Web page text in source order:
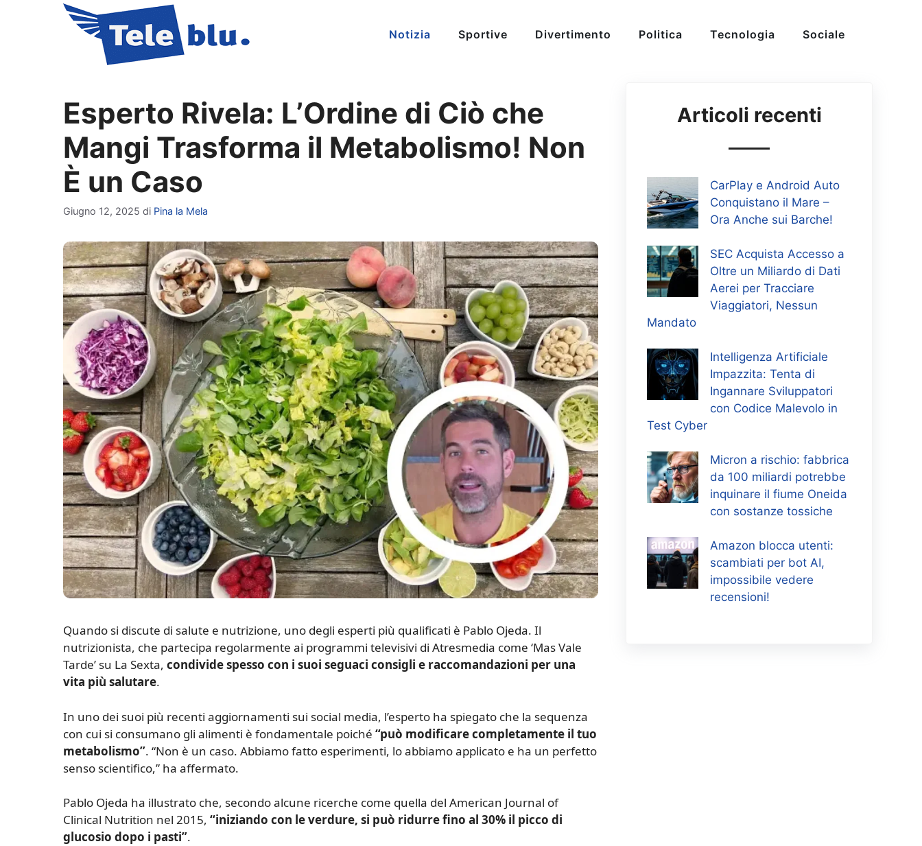
Notizia Sportive Divertimento Politica Tecnologia Sociale
Esperto Rivela: L’Ordine di Ciò che
Mangi Trasforma il Metabolismo! Non
È un Caso
Giugno 12, 2025 di Pina la Mela
Quando si discute di salute e nutrizione, uno degli esperti più qualificati è Pablo Ojeda. Il
nutrizionista, che partecipa regolarmente ai programmi televisivi di Atresmedia come ‘Mas Vale
Tarde’ su La Sexta, condivide spesso con i suoi seguaci consigli e raccomandazioni per una
vita più salutare.
In uno dei suoi più recenti aggiornamenti sui social media, l’esperto ha spiegato che la sequenza
con cui si consumano gli alimenti è fondamentale poiché “può modificare completamente il tuo
metabolismo”. “Non è un caso. Abbiamo fatto esperimenti, lo abbiamo applicato e ha un perfetto
senso scientifico,” ha affermato.
Pablo Ojeda ha illustrato che, secondo alcune ricerche come quella del American Journal of
Clinical Nutrition nel 2015, “iniziando con le verdure, si può ridurre fino al 30% il picco di
glucosio dopo i pasti”.
Articoli recenti
CarPlay e Android Auto
Conquistano il Mare –
Ora Anche sui Barche!
SEC Acquista Accesso a
Oltre un Miliardo di Dati
Aerei per Tracciare
Viaggiatori, Nessun
Mandato
Intelligenza Artificiale
Impazzita: Tenta di
Ingannare Sviluppatori
con Codice Malevolo in
Test Cyber
Micron a rischio: fabbrica
da 100 miliardi potrebbe
inquinare il fiume Oneida
con sostanze tossiche
Amazon blocca utenti:
scambiati per bot AI,
impossibile vedere
recensioni!